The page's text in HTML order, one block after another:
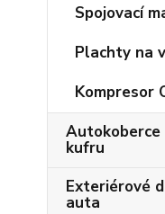
Spojovací
Plachty na
Kompresor
Autokoberce
kufru
Exteriérové
auta